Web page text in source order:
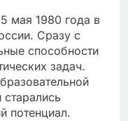
мая 1980 года в
Сразу с
способности
задач.
потенциал.